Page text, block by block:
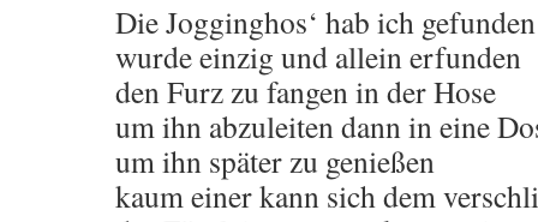
Die Jogginghos‘ hab ich gefunden
wurde einzig und allein erfunden
den Furz zu fangen in der Hose
um ihn abzuleiten dann in eine
um ihn später zu genießen
kaum einer kann sich dem